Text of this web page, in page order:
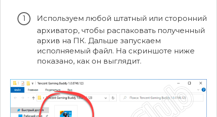
Используем любой штатный или сторонний
архиватор, чтобы распаковать полученный
архив на ПК. Дальше запускаем
исполняемый файл. На скриншоте ниже
показано, как он выглядит.